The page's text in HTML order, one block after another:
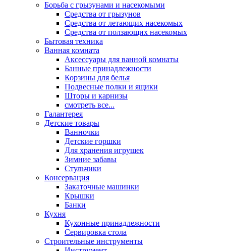
Борьба с грызунами и насекомыми
Средства от грызунов
Средства от летающих насекомых
Средства от ползающих насекомых
Бытовая техника
Ванная комната
Аксессуары для ванной комнаты
Банные принадлежности
Корзины для белья
Подвесные полки и ящики
Шторы и карнизы
смотреть все...
Галантерея
Детские товары
Ванночки
Детские горшки
Для хранения игрушек
Зимние забавы
Стульчики
Консервация
Закаточные машинки
Крышки
Банки
Кухня
Кухонные принадлежности
Сервировка стола
Строительные инструменты